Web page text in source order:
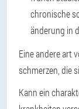
chronische
änderung in
Eine andere art
schmerzen, die
Kann ein